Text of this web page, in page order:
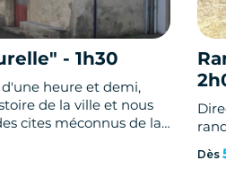
- 1h30
heure et demi,
de la ville et nous
cites méconnus de la
Dès